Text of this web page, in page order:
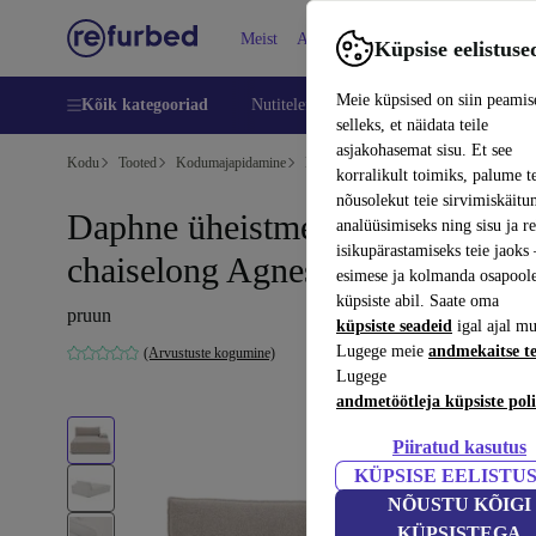
Küpsise
Meie küpsised on siin
selleks, et näidata teile
asjakohasemat sisu. Et see
korralikult toimiks, palume
nõusolekut teie
analüüsimiseks ning sisu ja
isikupärastamiseks teie
esimese ja kolmanda
küpsiste abil. Saate oma
küpsiste seadeid igal ajal
Lugege meie andmekaitse
Lugege
andmetöötleja küpsiste
Piiratud kasutus
KÜPSISE
NÕUSTU KÕIGI
Meist Abi
Kõik kategooriad Nutitelefoni Sülearvutid
Kodu Tooted Kodumajapidamine Mööbel
Daphne üheistmeline parem
chaiselong Agnes Brown
pruun
(Arvustuste kogumine)